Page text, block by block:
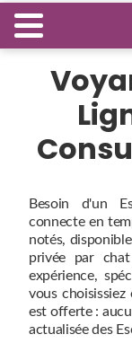
Besoin d'un
connecte en
notés,
privée par
expérience,
vous
est offerte :
actualisée des